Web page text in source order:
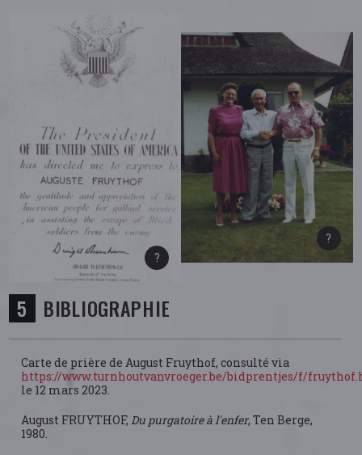
BIBLIOGRAPHIE
Carte de prière de August Fruythof, consulté via
https://www.turnhoutvanvroeger.be/bidprentjes/f/
le 12 mars 2023.
August FRUYTHOF,Du purgatoire à l'enfer, Ten Berge,
1980.